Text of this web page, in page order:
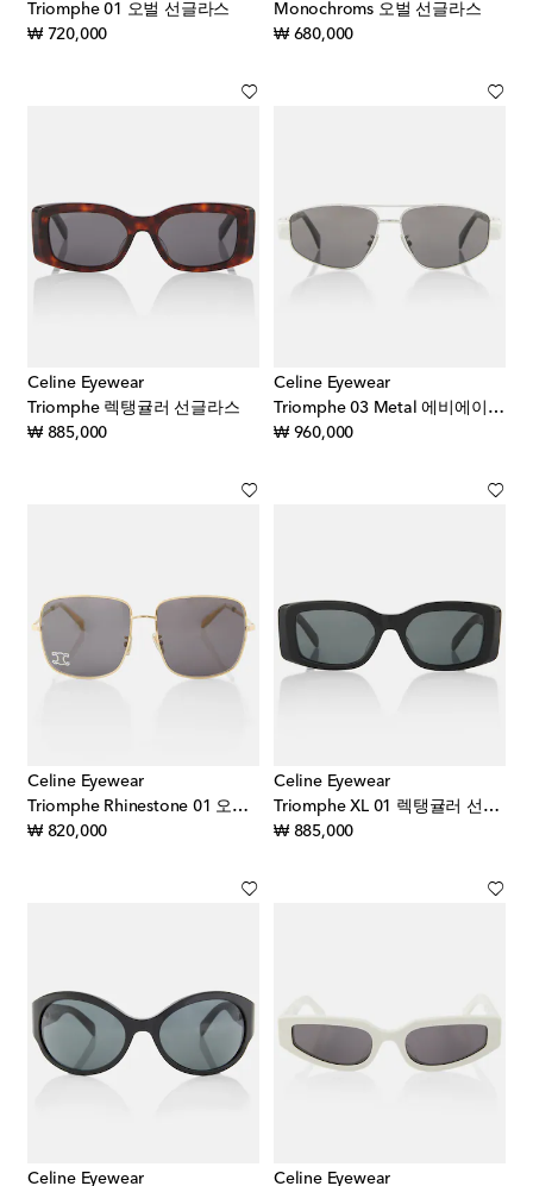
Triomphe 01 오벌 선글라스
₩ 720,000original price
Monochroms 오벌 선글라스
₩ 680,000original price
Celine Eyewear
Triomphe 렉탱귤러 선글라스
₩ 885,000original price
Celine Eyewear
Triomphe 03 Metal 에비에이터 선글라스
₩ 960,000original price
Celine Eyewear
Triomphe Rhinestone 01 오버사이즈 선글라스
₩ 820,000original price
Celine Eyewear
Triomphe XL 01 렉탱귤러 선글라스
₩ 885,000original price
Celine Eyewear Celine Eyewear